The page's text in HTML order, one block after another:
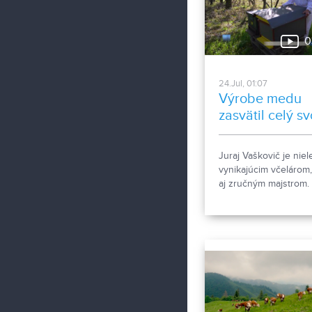
24.Jul, 01:07
Výrobe medu
zasvätil celý
život
Juraj Vaškovič je
vynikajúcim
aj zručným majstrom.
jej účinkoch ešte
nepočuli, pozrite si
nasledujúcu reportáž.